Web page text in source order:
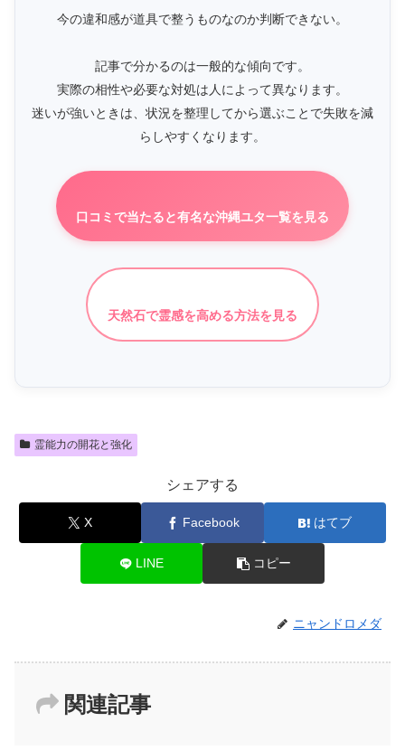
今の違和感が道具で整うものなのか判断できない。
記事で分かるのは一般的な傾向です。
実際の相性や必要な対処は人によって異なります。
迷いが強いときは、状況を整理してから選ぶことで失敗を減
らしやすくなります。
口コミで当たると有名な沖縄ユタ一覧を見る
天然石で霊感を高める方法を見る
霊能力の開花と強化
シェアする
X Facebook はてブ
LINE コピー
ニャンドロメダ
関連記事